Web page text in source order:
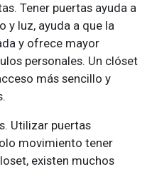
Tener puertas ayuda a
y luz, ayuda a que la
y ofrece mayor
personales. Un clóset
más sencillo y
Utilizar puertas
movimiento tener
existen muchos